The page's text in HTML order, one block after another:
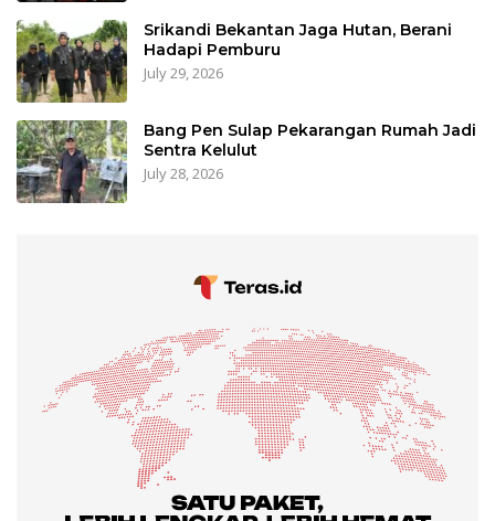
Srikandi Bekantan Jaga Hutan, Berani
Hadapi Pemburu
July 29, 2026
Bang Pen Sulap Pekarangan Rumah Jadi
Sentra Kelulut
July 28, 2026